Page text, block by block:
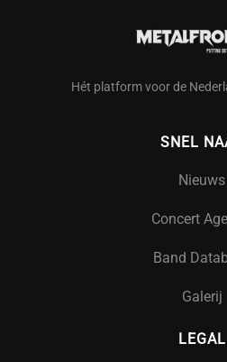
Hét platform voor de
SNEL
Nieuws
Concert
Band
Galerij
LEGAL